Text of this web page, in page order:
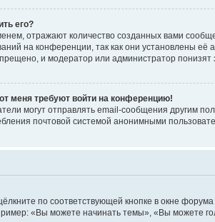
его?
отражают количество созданных вами
на конференции, так как они установлены
и модератор или администратор понизят
меня требуют войти на конференцию!
могут отправлять email-сообщения другим
почтовой системой анонимными
по соответствующей кнопке в окне
«Вы можете начинать темы», «Вы можете